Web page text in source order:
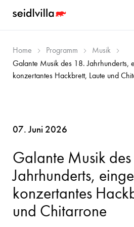
Home Programm
Musik
Galante Musik des 18. Jahrhunderts,
konzertantes Hackbrett, Laute und
07. Juni 2026
Galante Musik
Jahrhunderts,
konzertantes
und Chitarrone